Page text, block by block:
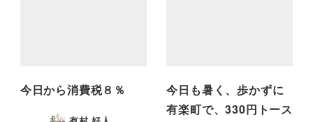
今日から消費税８％
今日も暑く、歩かずに
有楽町で、330円トース